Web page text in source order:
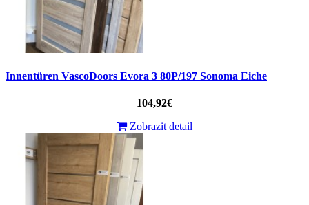
Innentüren VascoDoors Evora 3 80P/197 Sonoma Eiche
104,92€
Zobrazit detail